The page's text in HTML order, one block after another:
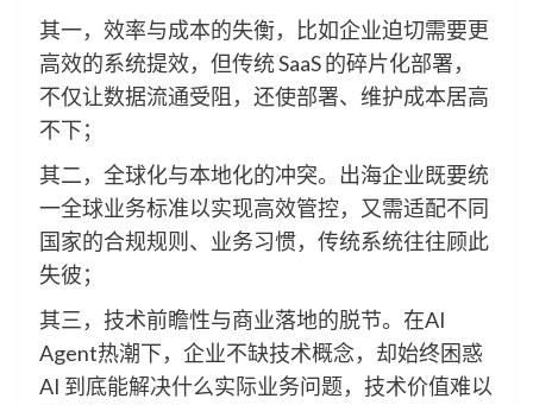
其一，效率与成本的失衡，比如企业迫切需要更
高效的系统提效，但传统 SaaS 的碎片化部署，
不仅让数据流通受阻，还使部署、维护成本居高
不下；
其二，全球化与本地化的冲突。出海企业既要统
一全球业务标准以实现高效管控，又需适配不同
国家的合规规则、业务习惯，传统系统往往顾此
失彼；
其三，技术前瞻性与商业落地的脱节。在AI
Agent热潮下，企业不缺技术概念，却始终困惑
AI 到底能解决什么实际业务问题，技术价值难以